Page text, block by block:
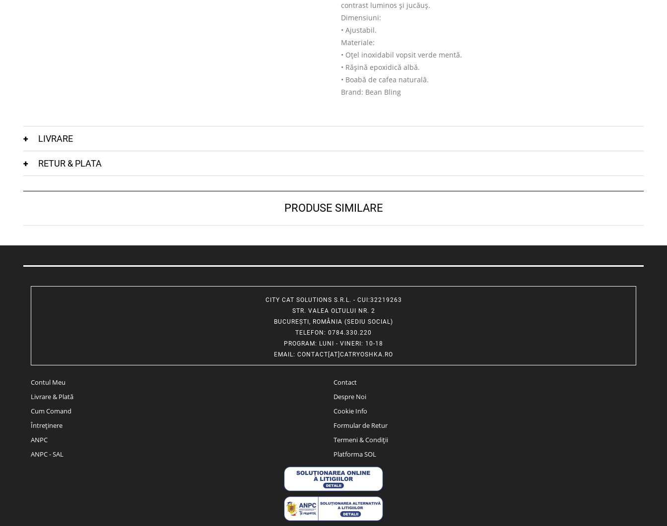
contrast luminos și jucăuș.
Dimensiuni:
• Ajustabil.
Materiale:
• Oțel inoxidabil vopsit verde mentă.
• Rășină epoxidică albă.
• Boabă de cafea naturală.
Brand: Bean Bling
LIVRARE
RETUR & PLATA
PRODUSE SIMILARE
CITY CAT SOLUTIONS S.R.L. - CUI:32219263
STR. VALEA OLTULUI NR. 2
BUCUREȘTI, ROMÂNIA (SEDIU SOCIAL)
TELEFON : 0784.330.220
PROGRAM: LUNI - VINERI: 10-18
EMAIL: CONTACT[AT]CATRYOSHKA.RO
Contul Meu
Livrare & Plată
Cum Comand
Întreținere
ANPC
ANPC - SAL
Contact
Despre Noi
Cookie Info
Formular de Retur
Termeni & Condiții
Platforma SOL